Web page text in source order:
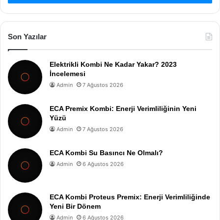
Son Yazılar
Elektrikli Kombi Ne Kadar Yakar? 2023
İncelemesi
Admin 7 Ağustos 2026
ECA Premix Kombi: Enerji Verimliliğinin Yeni
Yüzü
Admin 7 Ağustos 2026
ECA Kombi Su Basıncı Ne Olmalı?
Admin 6 Ağustos 2026
ECA Kombi Proteus Premix: Enerji Verimliliğinde
Yeni Bir Dönem
Admin 6 Ağustos 2026